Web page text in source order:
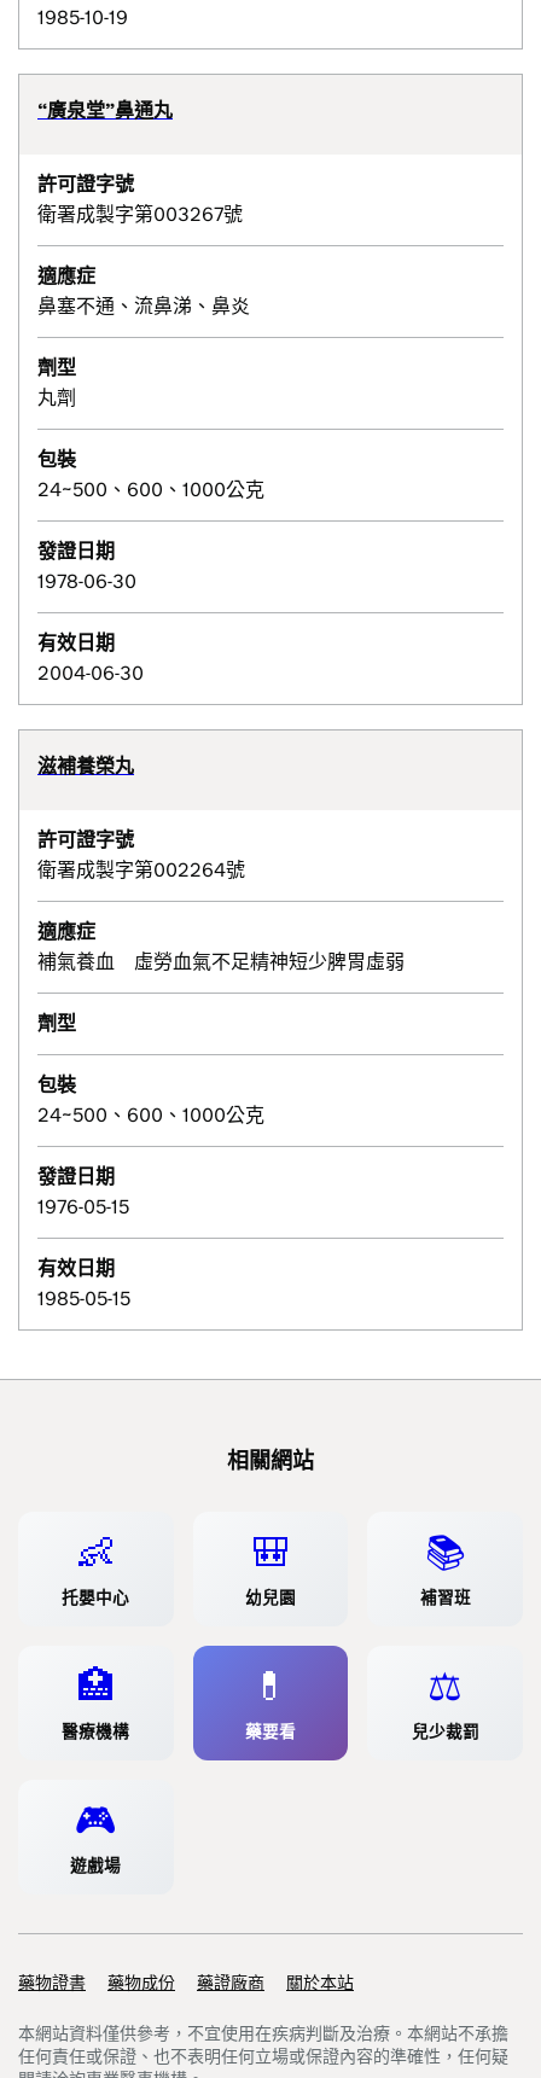
1985-10-19
“廣泉堂”鼻通丸
許可證字號
衛署成製字第003267號
適應症
鼻塞不通、流鼻涕、鼻炎
劑型
丸劑
包裝
24~500、600、1000公克
發證日期
1978-06-30
有效日期
2004-06-30
滋補養榮丸
許可證字號
衛署成製字第002264號
適應症
補氣養血 虛勞血氣不足精神短少脾胃虛弱
劑型
包裝
24~500、600、1000公克
發證日期
1976-05-15
有效日期
1985-05-15
相關網站
👶
托嬰中心
🎒
幼兒園
📚
補習班
🏥
醫療機構
💊
藥要看
⚖️
兒少裁罰
🎮
遊戲場
Support links
藥物證書 藥物成份 藥證廠商 關於本站
本網站資料僅供參考，不宜使用在疾病判斷及治療。本網站不承擔
任何責任或保證、也不表明任何立場或保證內容的準確性，任何疑